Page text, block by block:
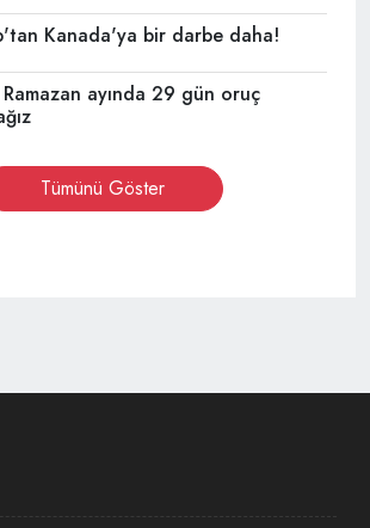
Kanada'ya bir darbe daha!
Ramazan ayında 29 gün oruç
Tümünü Göster